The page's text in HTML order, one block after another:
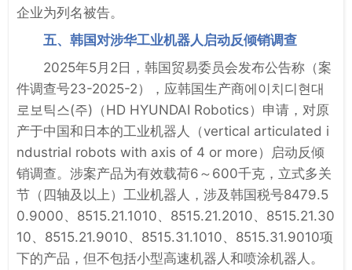
企业为列名被告。
五、韩国对涉华工业机器人启动反倾销调查
2025年5月2日，韩国贸易委员会发布公告称（案
件调查号23-2025-2），应韩国生产商에이치디현대
로보틱스(주)（HD HYUNDAI Robotics）申请，对原
产于中国和日本的工业机器人（vertical articulated i
ndustrial robots with axis of 4 or more）启动反倾
销调查。涉案产品为有效载荷6～600千克，立式多关
节（四轴及以上）工业机器人，涉及韩国税号8479.5
0.9000、8515.21.1010、8515.21.2010、8515.21.30
10、8515.21.9010、8515.31.1010、8515.31.9010项
下的产品，但不包括小型高速机器人和喷涂机器人。